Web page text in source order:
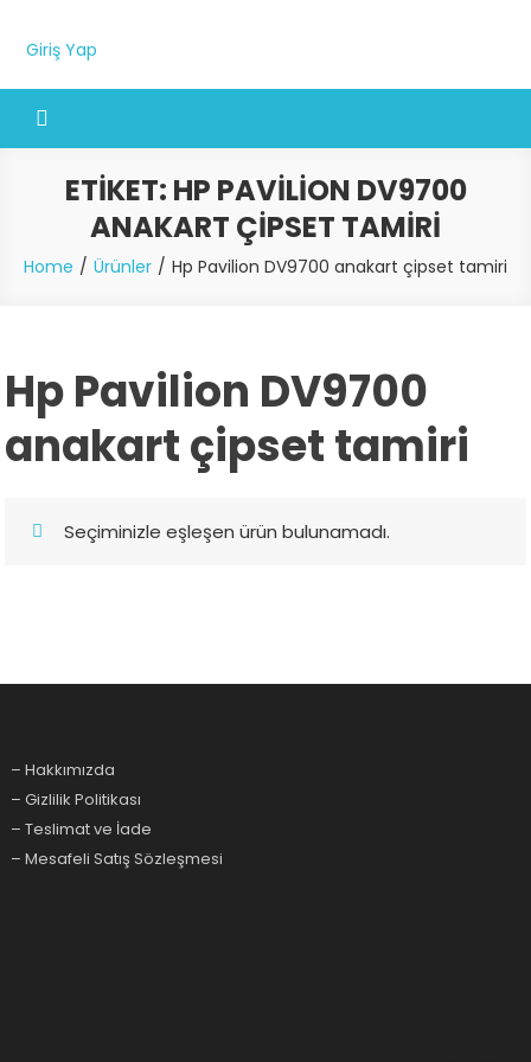
Giriş Yap
ETIKET: HP PAVILION DV9700
ANAKART ÇIPSET TAMIRI
Home Ürünler Hp Pavilion DV9700 anakart çipset tamiri
Hp Pavilion DV9700
anakart çipset tamiri
Seçiminizle eşleşen ürün bulunamadı.
– Hakkımızda
– Gizlilik Politikası
– Teslimat ve İade
– Mesafeli Satış Sözleşmesi